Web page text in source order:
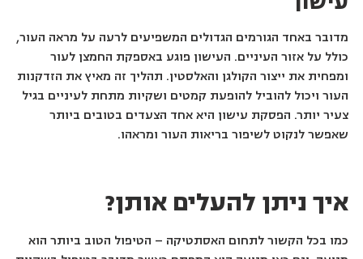
מדובר באחד הגורמים הגדולים המשפיעים לרעה על מראה העור,
כולל על אזור העיניים. העישון פוגע באספקת החמצן לעור
ומפחית את ייצור הקולגן והאלסטין. תהליך זה מאיץ את הזדקנות
העור ויכול להוביל להופעת קמטים ושקיות מתחת לעיניים בגיל
צעיר יותר. הפסקת עישון היא אחד הצעדים בטובים ביותר
שאפשר לנקוט לשיפור בריאות העור ומראהו.
איך ניתן להעלים אותן?
כמו בכל הקשור לתחום האסתטיקה – הטיפול הטוב ביותר הוא